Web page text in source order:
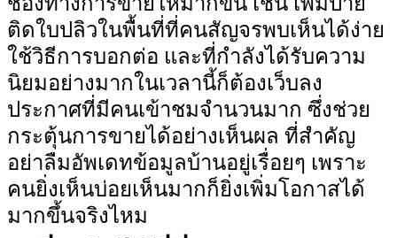
ติดใบปลิวในพื้นที่ที่คนสัญจรพบเห็นได้ง่าย
ใช้วิธีการบอกต่อ และที่กำลังได้รับความ
นิยมอย่างมากในเวลานี้ก็ต้องเว็บลง
ประกาศที่มีคนเข้าชมจำนวนมาก ซึ่งช่วย
กระตุ้นการขายได้อย่างเห็นผล ที่สำคัญ
อย่าลืมอัพเดทข้อมูลบ้านอยู่เรื่อยๆ เพราะ
คนยิ่งเห็นบ่อยเห็นมากก็ยิ่งเพิ่มโอกาสได้
มากขึ้นจริงไหม